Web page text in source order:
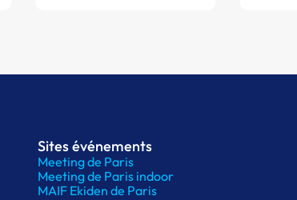
Sites événements
Meeting de Paris
Meeting de Paris indoor
MAIF Ekiden de Paris